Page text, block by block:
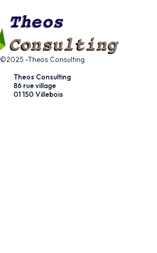
©2025 -Theos Consulting
Theos Consulting
86 rue village
01 150 Villebois